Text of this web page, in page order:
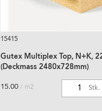
15415
Gutex Multiplex Top, N+K,
(Deckmass 2480x728mm)
Stk.
15.00 / m2